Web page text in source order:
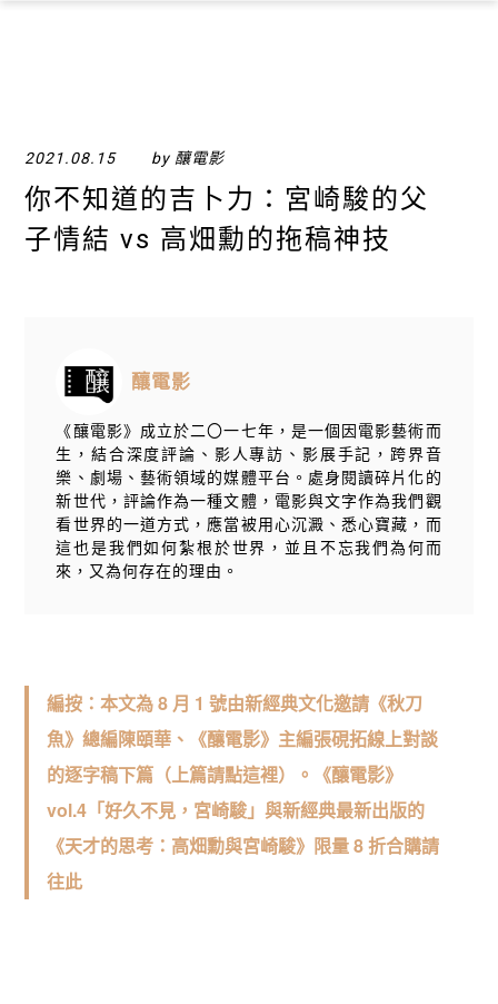
2021.08.15 by 釀電影
你不知道的吉卜力：宮崎駿的父
子情結 vs 高畑勳的拖稿神技
釀電影
《釀電影》成立於二〇一七年，是一個因電影藝術而
生，結合深度評論、影人專訪、影展手記，跨界音
樂、劇場、藝術領域的媒體平台。處身閱讀碎片化的
新世代，評論作為一種文體，電影與文字作為我們觀
看世界的一道方式，應當被用心沉澱、悉心寶藏，而
這也是我們如何紮根於世界，並且不忘我們為何而
來，又為何存在的理由。
編按：本文為 8 月 1 號由新經典文化邀請《秋刀
魚》總編陳頤華、《釀電影》主編張硯拓線上對談
的逐字稿下篇（上篇請點這裡）。《釀電影》
vol.4「好久不見，宮崎駿」與新經典最新出版的
《天才的思考：高畑勳與宮崎駿》 限量 8 折合購請
往此